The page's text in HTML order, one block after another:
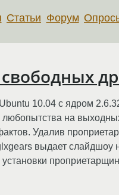
Статьи Форум
10.04 с ядром
на
Удалив
выдает слайдшоу